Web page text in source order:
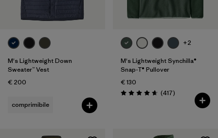
M's Lightweight Down
Sweater™ Vest
€ 200
comprimibile
+2
M's Lightweight Synchilla®
Snap-T® Pullover
€ 130
Valutazione: 4.7 / 5
(417Recensioni
)